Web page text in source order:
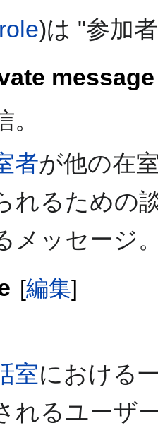
role)は "参加
message
。
者が他の在
れるための
メッセージ
[編集]
室における
れるユーザ